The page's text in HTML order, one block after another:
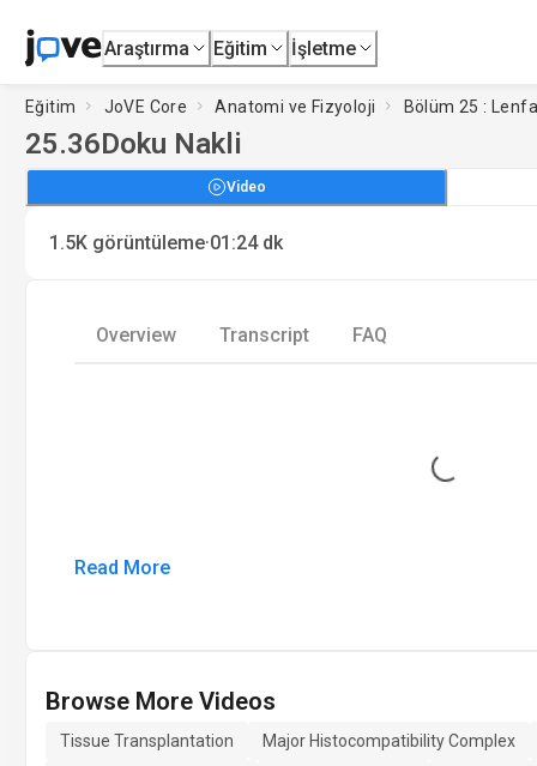
Araştırma Eğitim İşletme
Eğitim JoVE Core Anatomi ve Fizyoloji Bölüm 25 :
25.36Doku Nakli
Video
1.5K görüntüleme·01:24 dk
Overview Transcript FAQ
Loading...
Read More
Browse More Videos
Tissue Transplantation
Major Histocompatibility Complex